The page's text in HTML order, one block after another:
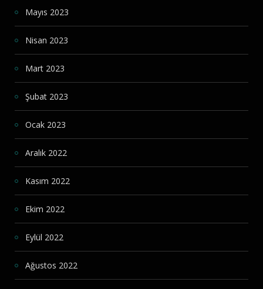
Mayıs 2023
Nisan 2023
Mart 2023
Şubat 2023
Ocak 2023
Aralık 2022
Kasım 2022
Ekim 2022
Eylül 2022
Ağustos 2022